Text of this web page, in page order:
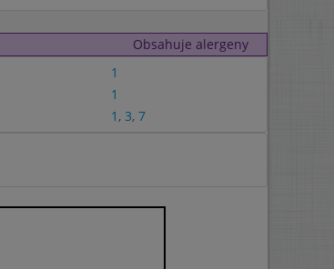
Obsahuje alergeny
1
1
1 , 3, 7